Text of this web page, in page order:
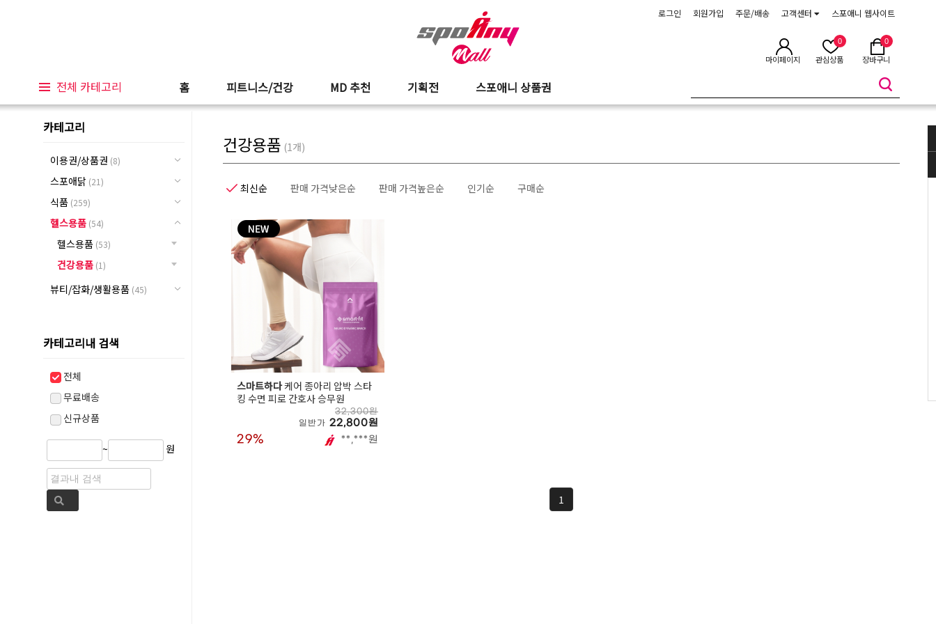
로그인 회원가입 주문/배송 고객센터 스포애니 웹사이트
마이페이지 관심상품
0
장바구니
0
홈 피트니스/건강 MD 추천 기획전 스포애니 상품권
전체 카테고리
카테고리
이용권/상품권 (8)
스포애닭 (21)
식품 (259)
헬스용품 (54)
헬스용품 (53)
건강용품 (1)
뷰티/잡화/생활용품 (45)
카테고리내 검색
전체
무료배송
신규상품
~ 원
건강용품 (1개)
최신순 판매 가격낮은순 판매 가격높은순 인기순 구매순
스마트하다케어 종아리 압박 스타
킹 수면 피로 간호사 승무원
32,300원
29%
일반가 22,800원
**,***원
1